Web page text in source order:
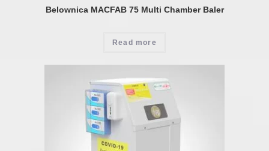
Belownica MACFAB 75 Multi Chamber Baler
Read more